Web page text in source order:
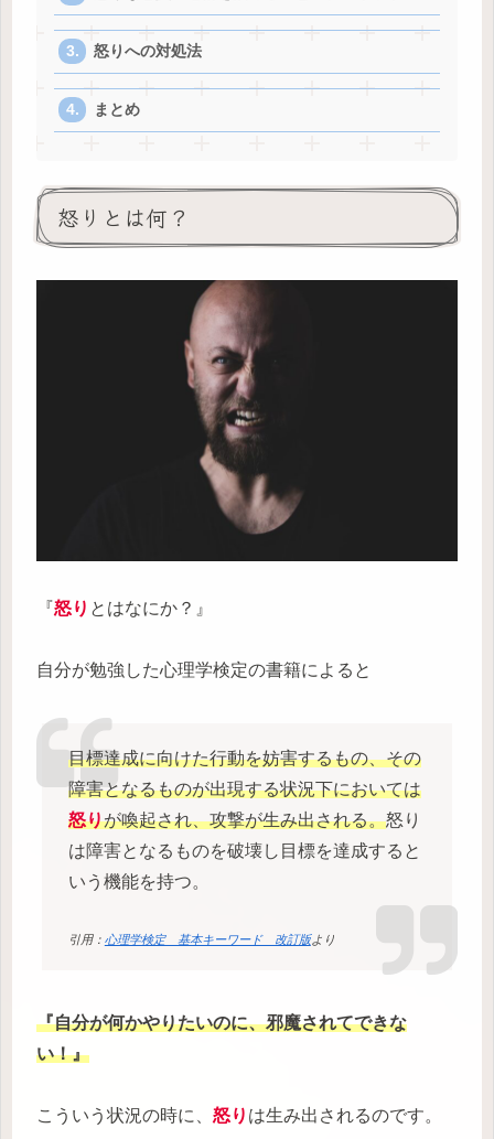
怒りへの対処法
まとめ
怒りとは何？
『怒り とはなにか？』
自分が勉強した心理学検定の書籍によると
目標達成に向けた行動を妨害するもの、その
障害となるものが出現する状況下においては
怒りが喚起され、攻撃が生み出される。怒り
は障害となるものを破壊し目標を達成すると
いう機能を持つ。
引用： 心理学検定 基本キーワード 改訂版より
『自分が何かやりたいのに、邪魔されてできな
い！』
こういう状況の時に、 怒り は生み出されるのです。